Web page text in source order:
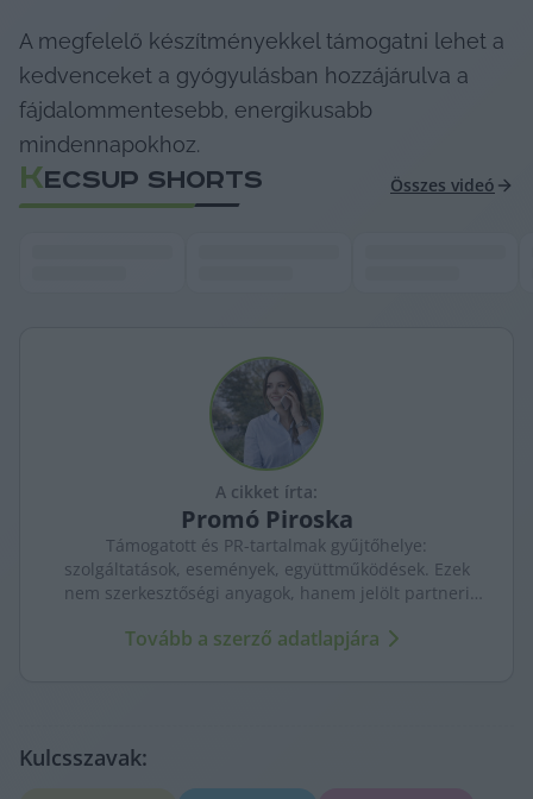
A megfelelő készítményekkel támogatni lehet a
kedvenceket a gyógyulásban hozzájárulva a
fájdalommentesebb, energikusabb
mindennapokhoz.
KECSUP SHORTS Összes videó
A cikket írta:
Promó Piroska
Támogatott és PR-tartalmak gyűjtőhelye:
szolgáltatások, események, együttműködések. Ezek
nem szerkesztőségi anyagok, hanem jelölt partneri
újságírásától.
Tovább a szerző adatlapjára
Kulcsszavak: